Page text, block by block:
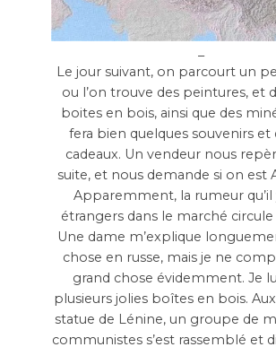
Le jour suivant, on parcourt un
ou l’on trouve des peintures, et
boites en bois, ainsi que des
fera bien quelques souvenirs et
cadeaux. Un vendeur nous
suite, et nous demande si on est
Apparemment, la rumeur qu’il
étrangers dans le marché circule
Une dame m’explique
chose en russe, mais je ne
grand chose évidemment. Je
plusieurs jolies boîtes en bois.
statue de Lénine, un groupe de
communistes s’est rassemblé et